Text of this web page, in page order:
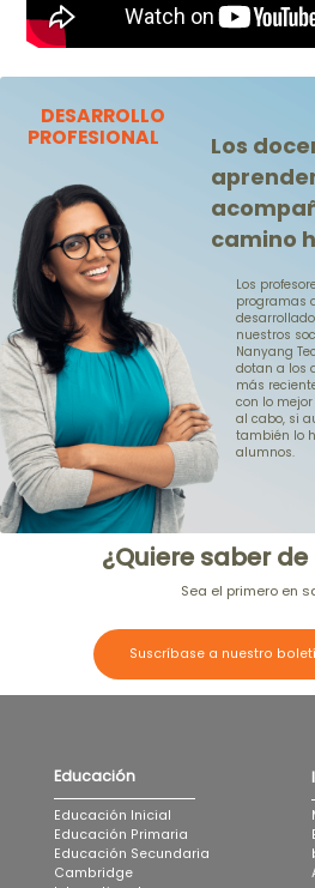
DESARROLLO
PROFESIONAL
Los
camino
Los
programas
nuestros
Nanyang
dotan a los
más
con lo
al cabo, si
también lo
alumnos.
¿Quiere saber
Sea el primero en
Suscríbase a nuestro
Educación
Educación Inicial
Educación Primaria
Educación Secundaria
Cambridge